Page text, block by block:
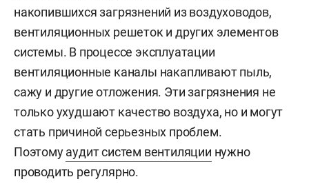
накопившихся загрязнений из воздуховодов,
вентиляционных решеток и других элементов
системы. В процессе эксплуатации
вентиляционные каналы накапливают пыль,
сажу и другие отложения. Эти загрязнения не
только ухудшают качество воздуха, но и могут
стать причиной серьезных проблем.
Поэтомуаудит систем вентиляции нужно
проводить регулярно.